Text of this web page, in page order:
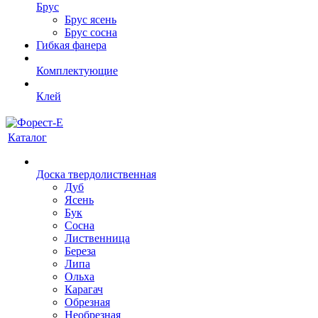
Брус
Брус ясень
Брус сосна
Гибкая фанера
Комплектующие
Клей
Каталог
Доска твердолиственная
Дуб
Ясень
Бук
Сосна
Лиственница
Береза
Липа
Ольха
Карагач
Обрезная
Необрезная